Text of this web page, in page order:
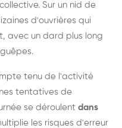
Sur un nid de
d'ouvrières qui
avec un dard plus long
tenu de l'activité
tentatives de
se déroulent dans
les risques d'erreur